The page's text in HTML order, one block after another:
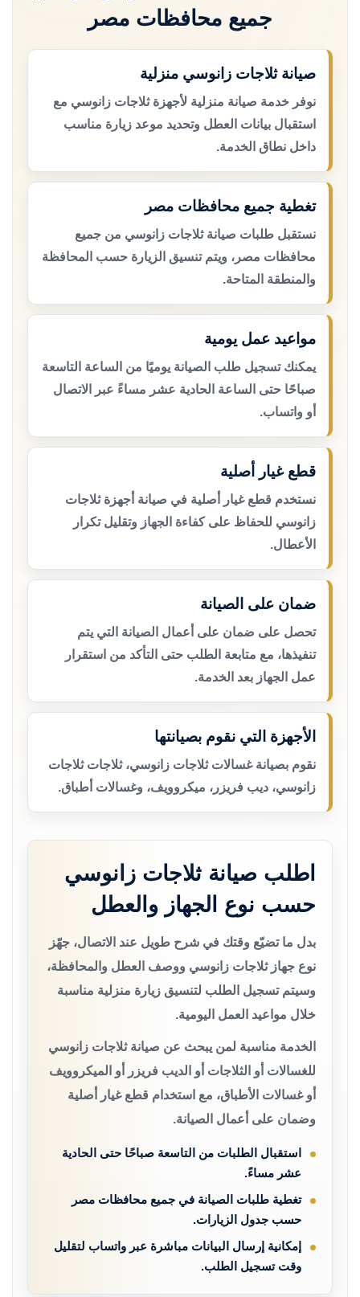
جميع محافظات مصر
صيانة ثلاجات زانوسي منزلية
نوفر خدمة صيانة منزلية لأجهزة ثلاجات زانوسي مع
استقبال بيانات العطل وتحديد موعد زيارة مناسب
داخل نطاق الخدمة.
تغطية جميع محافظات مصر
نستقبل طلبات صيانة ثلاجات زانوسي من جميع
محافظات مصر، ويتم تنسيق الزيارة حسب المحافظة
والمنطقة المتاحة.
مواعيد عمل يومية
يمكنك تسجيل طلب الصيانة يوميًا من الساعة التاسعة
صباحًا حتى الساعة الحادية عشر مساءً عبر الاتصال
أو واتساب.
قطع غيار أصلية
نستخدم قطع غيار أصلية في صيانة أجهزة ثلاجات
زانوسي للحفاظ على كفاءة الجهاز وتقليل تكرار
الأعطال.
ضمان على الصيانة
تحصل على ضمان على أعمال الصيانة التي يتم
تنفيذها، مع متابعة الطلب حتى التأكد من استقرار
عمل الجهاز بعد الخدمة.
الأجهزة التي نقوم بصيانتها
نقوم بصيانة غسالات ثلاجات زانوسي، ثلاجات ثلاجات
زانوسي، ديب فريزر، ميكروويف، وغسالات أطباق.
اطلب صيانة ثلاجات زانوسي
حسب نوع الجهاز والعطل
بدل ما تضيّع وقتك في شرح طويل عند الاتصال، جهّز
نوع جهاز ثلاجات زانوسي ووصف العطل والمحافظة،
وسيتم تسجيل الطلب لتنسيق زيارة منزلية مناسبة
خلال مواعيد العمل اليومية.
الخدمة مناسبة لمن يبحث عن صيانة ثلاجات زانوسي
للغسالات أو الثلاجات أو الديب فريزر أو الميكروويف
أو غسالات الأطباق، مع استخدام قطع غيار أصلية
وضمان على أعمال الصيانة.
استقبال الطلبات من التاسعة صباحًا حتى الحادية
عشر مساءً.
تغطية طلبات الصيانة في جميع محافظات مصر
حسب جدول الزيارات.
إمكانية إرسال البيانات مباشرة عبر واتساب لتقليل
وقت تسجيل الطلب.